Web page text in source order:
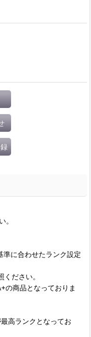
。
に合わせたランク設定
ください。
の商品となっておりま
高ランクとなってお